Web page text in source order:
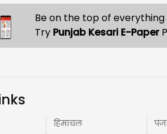
Be on the top of